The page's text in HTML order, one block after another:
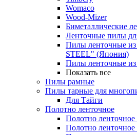
Womaco
Wood-Mizer
Биметаллические
Ленточные пилы
Пилы ленточные
STEEL" (Япония)
Пилы ленточные
Показать все
Пилы рамные
Пилы тарные для
Для Тайги
Полотно ленточное
Полотно ленточное
Полотно ленточное